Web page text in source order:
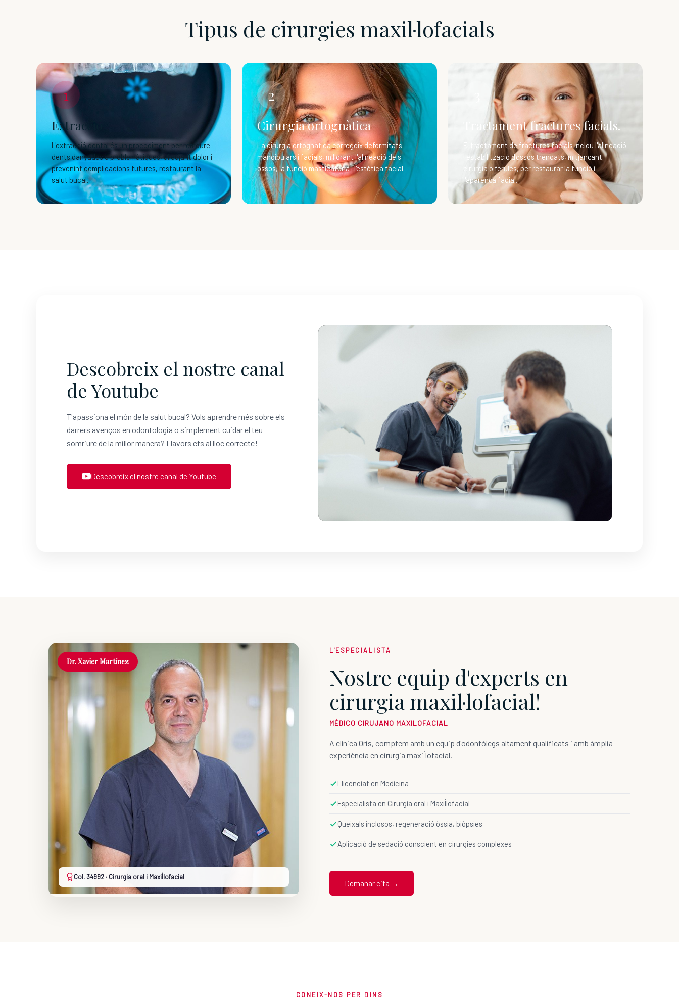
Tipus de cirurgies maxil·lofacials
1
Extracció
L'extracció dental és un procediment per remoure
dents danyades o problemàtiques, alleujant dolor i
prevenint complicacions futures, restaurant la
salut bucal.
2
Cirurgia ortognàtica
La cirurgia ortognàtica corregeix deformitats
mandibulars i facials, millorant l'alineació dels
ossos, la funció masticatòria i l'estètica facial.
Tractament fractures facials.
El tractament de fractures facials inclou l'alineació
i estabilització d'ossos trencats, mitjançant
cirurgia o fèrules, per restaurar la funció i
l'aparença facial.
Descobreix el nostre canal
de Youtube
T'apassiona el món de la salut bucal? Vols aprendre més sobre els
darrers avenços en odontologia o simplement cuidar el teu
somriure de la millor manera? Llavors ets al lloc correcte!
Descobreix el nostre canal de Youtube
Dr. Xavier Martínez
Col. 34992 · Cirurgia oral i Maxil·lofacial
L'ESPECIALISTA
Nostre equip d'experts en
cirurgia maxil·lofacial!
MÉDICO CIRUJANO MAXILOFACIAL
A clínica Oris, comptem amb un equip d'odontòlegs altament qualificats i amb àmplia
experiència en cirurgia maxil·lofacial.
Llicenciat en Medicina
Especialista en Cirurgia oral i Maxil·lofacial
Queixals inclosos, regeneració òssia, biòpsies
Aplicació de sedació conscient en cirurgies complexes
Demanar cita →
CONEIX-NOS PER DINS